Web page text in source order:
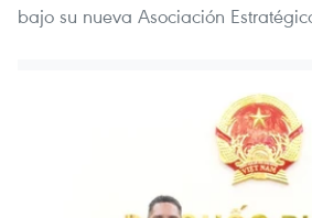
bajo su nueva Asociación